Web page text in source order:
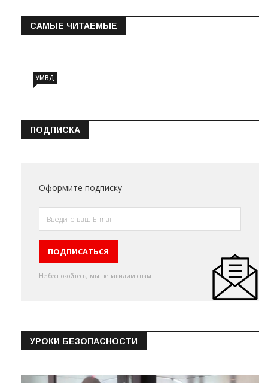
САМЫЕ ЧИТАЕМЫЕ
УМВД
ПОДПИСКА
Оформите подписку
Не беспокойтесь, мы ненавидим спам
УРОКИ БЕЗОПАСНОСТИ